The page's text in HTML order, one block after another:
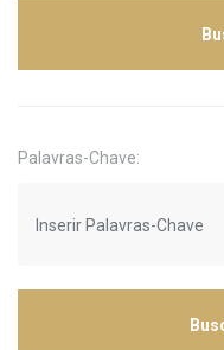
Palavras-Chave: